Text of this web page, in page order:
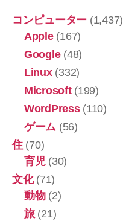
コンピューター (1,437)
Apple(167)
Google(48)
Linux(332)
Microsoft(199)
WordPress(110)
ゲーム (56)
住(70)
育児(30)
文化(71)
動物(2)
旅(21)